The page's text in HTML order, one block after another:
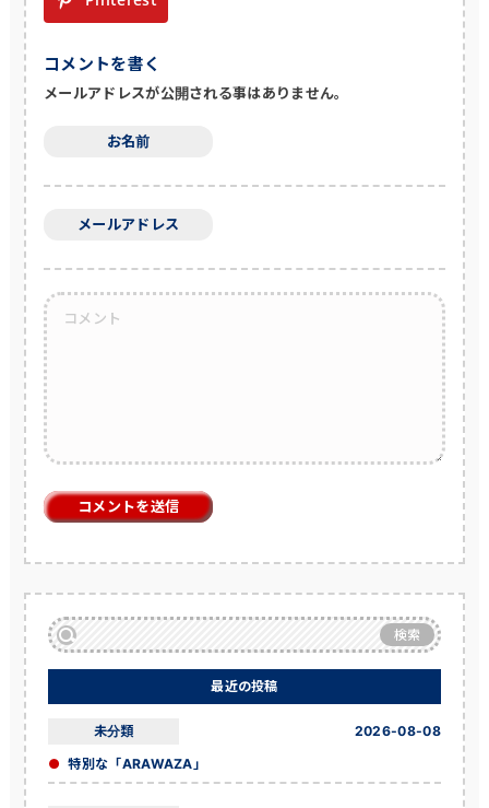
コメントを書く
メールアドレスが公開される事はありません。
お名前
メールアドレス
検索
最近の投稿
特別な「ARAWAZA」
未分類 2026-08-08